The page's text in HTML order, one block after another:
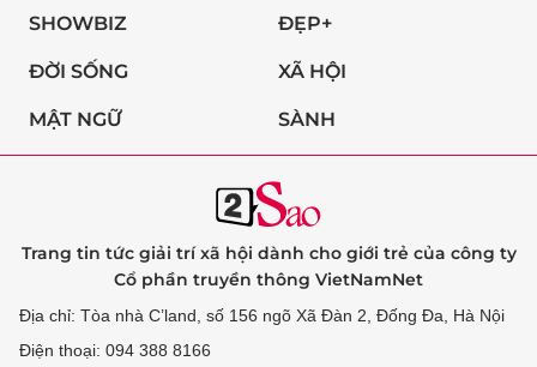
SHOWBIZ ĐẸP+
ĐỜI SỐNG XÃ HỘI
MẬT NGỮ SÀNH
Trang tin tức giải trí xã hội dành cho giới trẻ của công ty
Cổ phần truyền thông VietNamNet
Địa chỉ: Tòa nhà C’land, số 156 ngõ Xã Đàn 2, Đống Đa, Hà Nội
Điện thoại: 094 388 8166